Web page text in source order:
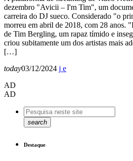
dezembro "Avicii – I'm Tim", um
carreira do DJ sueco. Considerado "o
morreu em abril de 2018, com 28 anos.
de Tim Bergling, um rapaz tímido e
criou subitamente um dos artistas mais
[…]
today03/12/2024
AD
AD
search
Destaque